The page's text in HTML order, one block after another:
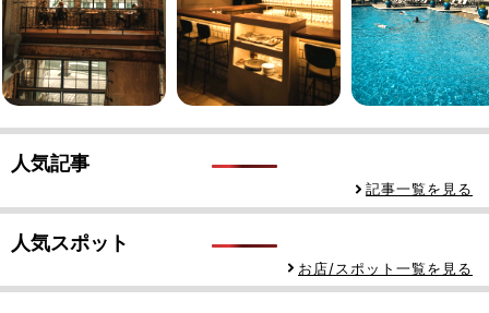
人気記事
記事一覧を見る
人気スポット
お店/スポット一覧を見る